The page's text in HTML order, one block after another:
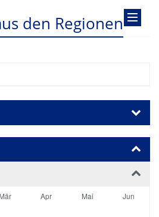
den Regionen
Mär Apr Mai
Jun